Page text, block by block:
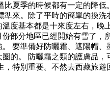
夏季的時候都有一定的降
來。除了平時的簡單的換
度基本都是十來度左右，
部分地區已經開始有雪了
要準備好防曬霜、遮陽帽
的。 防曬霜之類的護膚品
特別重要。不然去西藏旅